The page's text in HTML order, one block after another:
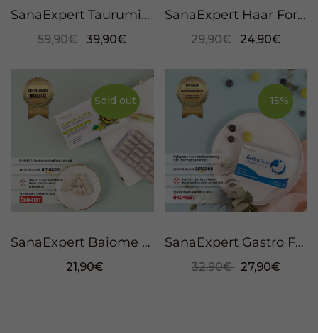
SanaExpert Taurumin, 60 Kapseln
59,90€ 39,90€
SanaExpert Haar Forte Gold, 60 Kapseln
29,90€ 24,90€
Sold out
SanaExpert Baiome Forte, 60 Kapseln
21,90€
- 15%
SanaExpert Gastro Forte, 30 Kapseln
32,90€ 27,90€